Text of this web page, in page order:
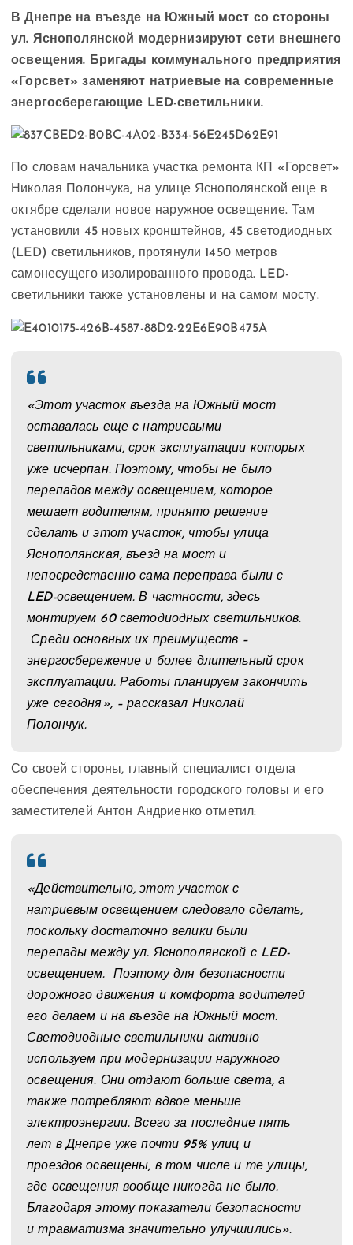
В Днепре на въезде на Южный мост со стороны
ул. Яснополянской модернизируют сети внешнего
освещения. Бригады коммунального предприятия
«Горсвет» заменяют натриевые на современные
энергосберегающие LED-светильники.
По словам начальника участка ремонта КП «Горсвет»
Николая Полончука, на улице Яснополянской еще в
октябре сделали новое наружное освещение. Там
установили 45 новых кронштейнов, 45 светодиодных
(LED) светильников, протянули 1450 метров
самонесущего изолированного провода. LED-
светильники также установлены и на самом мосту.
«Этот участок въезда на Южный мост
оставалась еще с натриевыми
светильниками, срок эксплуатации которых
уже исчерпан. Поэтому, чтобы не было
перепадов между освещением, которое
мешает водителям, принято решение
сделать и этот участок, чтобы улица
Яснополянская, въезд на мост и
непосредственно сама переправа были с
LED-освещением. В частности, здесь
монтируем 60 светодиодных светильников.
Среди основных их преимуществ –
энергосбережение и более длительный срок
эксплуатации. Работы планируем закончить
уже сегодня», – рассказал Николай
Полончук.
Со своей стороны, главный специалист отдела
обеспечения деятельности городского головы и его
заместителей Антон Андриенко отметил:
«Действительно, этот участок с
натриевым освещением следовало сделать,
поскольку достаточно велики были
перепады между ул. Яснополянской с LED-
освещением. Поэтому для безопасности
дорожного движения и комфорта водителей
его делаем и на въезде на Южный мост.
Светодиодные светильники активно
используем при модернизации наружного
освещения. Они отдают больше света, а
также потребляют вдвое меньше
электроэнергии. Всего за последние пять
лет в Днепре уже почти 95% улиц и
проездов освещены, в том числе и те улицы,
где освещения вообще никогда не было.
Благодаря этому показатели безопасности
и травматизма значительно улучшились».